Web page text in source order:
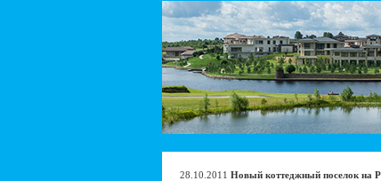
28.10.2011 Новый коттеджный поселок на